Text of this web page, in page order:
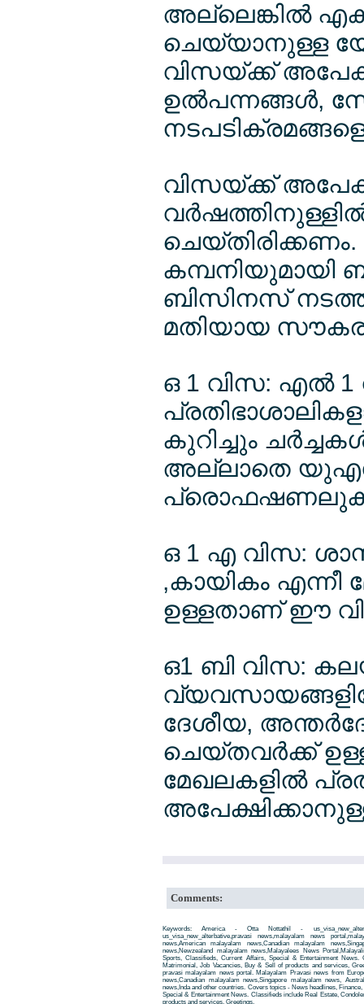
അല്ലെങ്കില്‍
ചെയ്യാനുള്ള
വിസയ്ക്ക്
ഉല്‍പന്നങ്ങള്‍,
വിസയ്ക്ക്
വര്‍ഷത്തിനുള്ളില്‍
കമ്പനിയുമായി
ബിസിനസ്
മതിയായ
ഒ 1 വിസ: എല്‍
കുറിച്ചും
അല്ലാതെ
ഒ 1 എ വിസ:
,കായികം എന്നീ
ഉള്ളതാണ് ഈ
ഒ1 ബി വിസ:
ദേശീയ,
ചെയ്തവര്‍ക്ക്
മേഖലകളില്‍
Comments:
Keywords: America - Otta Nottathil -
us_visa_new_alterbative,pravasi news,malayalam news
news,American malayalam news,Canadian malayalam
news,Newzealand malayalam news,Malayalees News
Sports, Classifieds, Current Affairs, Special & Entertainment News.
Matrimonial, Job Vacancies, Buy & Sell of products and services,
pravasi malayalam news portal. Malayalam Pravasi news from
news,Canadian malayalam news,Singapore malayalam news,
news,Inda and other countries. Covers topics - News headlines,
Special & Entertainment News. Classifieds include Real Estate,
products and services, Greetings.